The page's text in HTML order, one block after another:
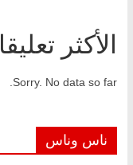
الأكثر تعليقا
Sorry. No data so far.
ناس وناس